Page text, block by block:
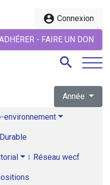
account_circle Connexion
- FAIRE UN DON
search
Année
environnement
Réseau wecf